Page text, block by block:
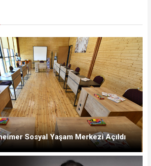
Sosyal Yaşam Merkezi Açıldı